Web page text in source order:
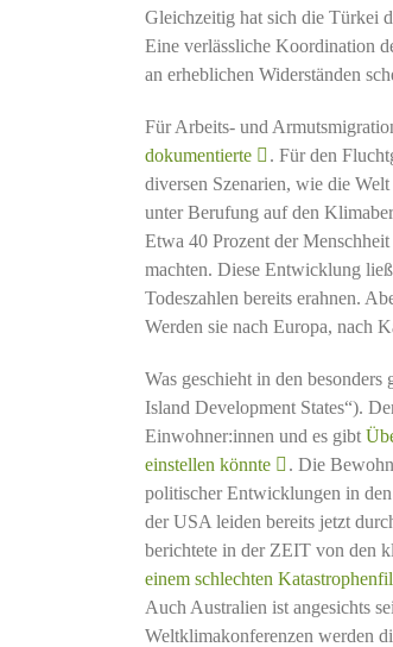
Gleichzeitig hat sich die Türkei
Eine verlässliche Koordination
an erheblichen Widerständen
Für Arbeits- und
dokumentierte
. Für den
diversen Szenarien, wie die
unter Berufung auf den
Etwa 40 Prozent der
machten. Diese Entwicklung
Todeszahlen bereits erahnen.
Werden sie nach Europa, nach
Was geschieht in den
Island Development States“).
Einwohner:innen und es gibt
einstellen könnte
. Die
politischer Entwicklungen in
der USA leiden bereits jetzt
berichtete in der ZEIT von den
einem schlechten
Auch Australien ist angesichts
Weltklimakonferenzen werden